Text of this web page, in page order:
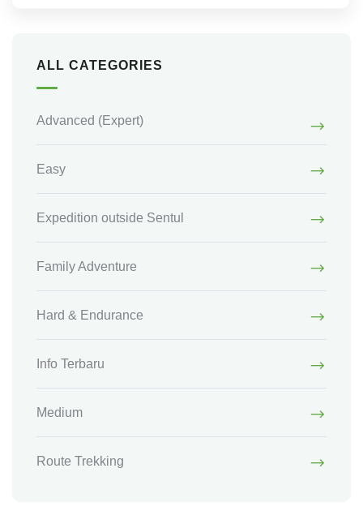
ALL CATEGORIES
Advanced (Expert)
Easy
Expedition outside Sentul
Family Adventure
Hard & Endurance
Info Terbaru
Medium
Route Trekking